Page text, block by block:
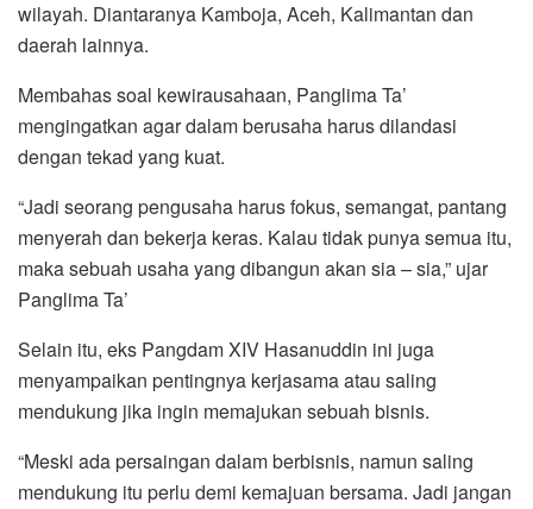
wilayah. Diantaranya Kamboja, Aceh, Kalimantan dan
daerah lainnya.
Membahas soal kewirausahaan, Panglima Ta’
mengingatkan agar dalam berusaha harus dilandasi
dengan tekad yang kuat.
“Jadi seorang pengusaha harus fokus, semangat, pantang
menyerah dan bekerja keras. Kalau tidak punya semua itu,
maka sebuah usaha yang dibangun akan sia – sia,” ujar
Panglima Ta’
Selain itu, eks Pangdam XIV Hasanuddin ini juga
menyampaikan pentingnya kerjasama atau saling
mendukung jika ingin memajukan sebuah bisnis.
“Meski ada persaingan dalam berbisnis, namun saling
mendukung itu perlu demi kemajuan bersama. Jadi jangan